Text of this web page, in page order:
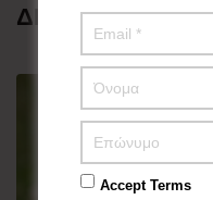
ΔΗΜΟΦΙΛΗ
Accept Terms